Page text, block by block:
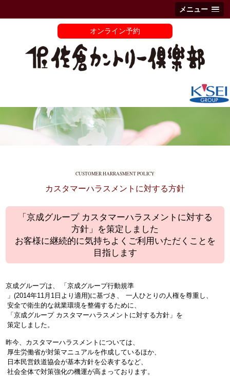
メニュー
オンライン予約
CUSTOMER HARRASMENT POLICY
カスタマーハラスメントに対する方針
「京成グループ カスタマーハラスメントに対する
方針」を策定しました
お客様に継続的に気持ちよくご利用いただくことを
目指します
京成グループは、
「京成グループ行動規準
」(2014年11月1日より適用)に基づき、
一人ひとりの人権を尊重し、
安全で衛生的な就業環境を整備するために、
「京成グループ カスタマーハラスメントに対する方針」を
策定しました。
昨今、カスタマーハラスメントについては、
厚生労働省が対策マニュアルを作成しているほか、
日本民営鉄道協会が基本方針を公表するなど、
社会全体で対策強化の機運が高まっております。